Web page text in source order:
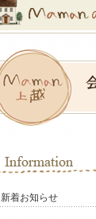
新着お知らせ